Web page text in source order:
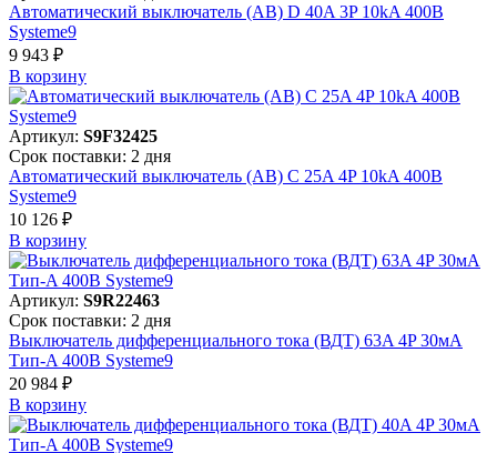
Автоматический выключатель (АВ) D 40A 3P 10kA 400В
Systeme9
9 943 ₽
В корзинy
Артикул: S9F32425
Срок поставки: 2 дня
Автоматический выключатель (АВ) C 25A 4P 10kA 400В
Systeme9
10 126 ₽
В корзинy
Артикул: S9R22463
Срок поставки: 2 дня
Выключатель дифференциального тока (ВДТ) 63A 4P 30мА
Тип-A 400В Systeme9
20 984 ₽
В корзинy